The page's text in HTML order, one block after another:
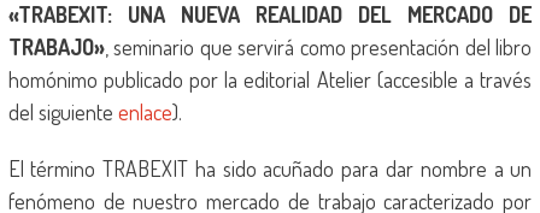
«TRABEXIT: UNA NUEVA REALIDAD DEL MERCADO DE
TRABAJO», seminario que servirá como presentación del libro
homónimo publicado por la editorial Atelier (accesible a través
del siguiente enlace).
El término TRABEXIT ha sido acuñado para dar nombre a un
fenómeno de nuestro mercado de trabajo caracterizado por